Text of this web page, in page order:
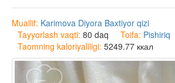
Muallif: Karimova Diyora Baxtiyor qizi
Tayyorlash vaqti: 80 daq Toifa: Pishiriq
Taomning kaloriyaliligi: 5249.77 ккал